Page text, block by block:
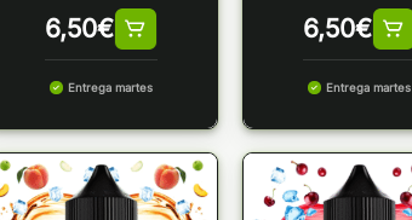
6,50€
Entrega martes
6,50€
Entrega martes